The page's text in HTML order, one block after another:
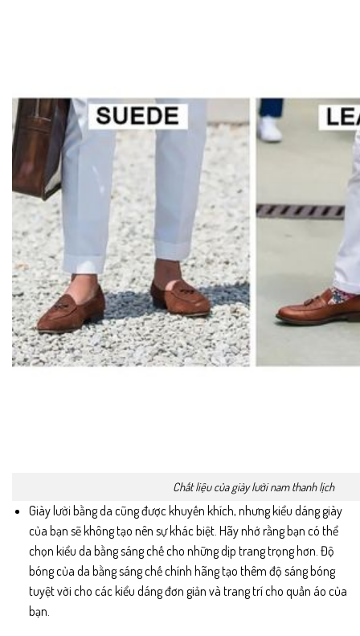
Chất liệu của giày lười nam thanh lịch
Giày lười bằng da cũng được khuyến khích, nhưng kiểu dáng giày
của bạn sẽ không tạo nên sự khác biệt. Hãy nhớ rằng bạn có thể
chọn kiểu da bằng sáng chế cho những dịp trang trọng hơn. Độ
bóng của da bằng sáng chế chính hãng tạo thêm độ sáng bóng
tuyệt vời cho các kiểu dáng đơn giản và trang trí cho quần áo của
bạn.